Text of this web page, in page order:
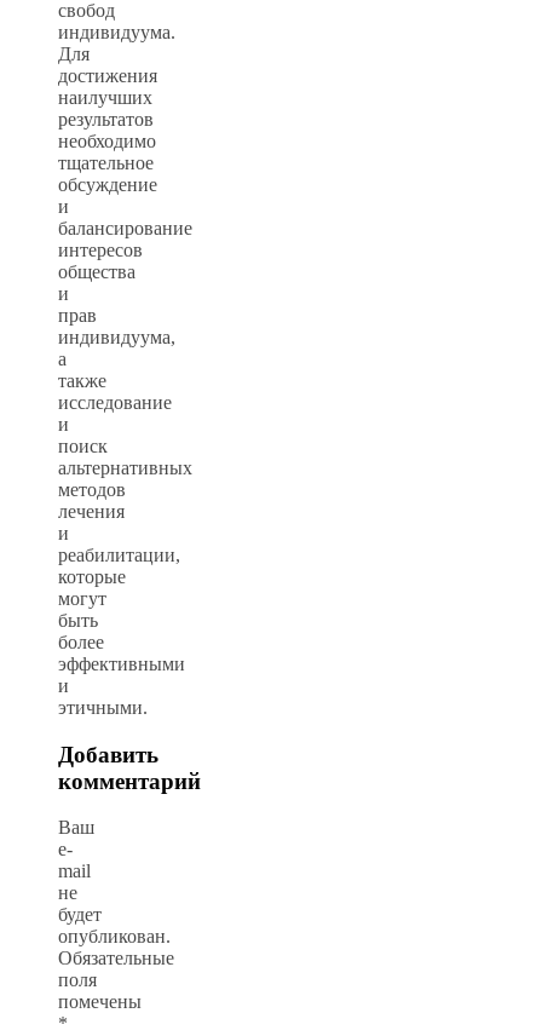
свобод
индивидуума.
Для
достижения
наилучших
результатов
необходимо
тщательное
обсуждение
и
балансирование
интересов
общества
и
прав
индивидуума,
а
также
исследование
и
поиск
альтернативных
методов
лечения
и
реабилитации,
которые
могут
быть
более
эффективными
и
этичными.
Добавить
комментарий
Ваш
e-
mail
не
будет
опубликован.
Обязательные
поля
помечены
*